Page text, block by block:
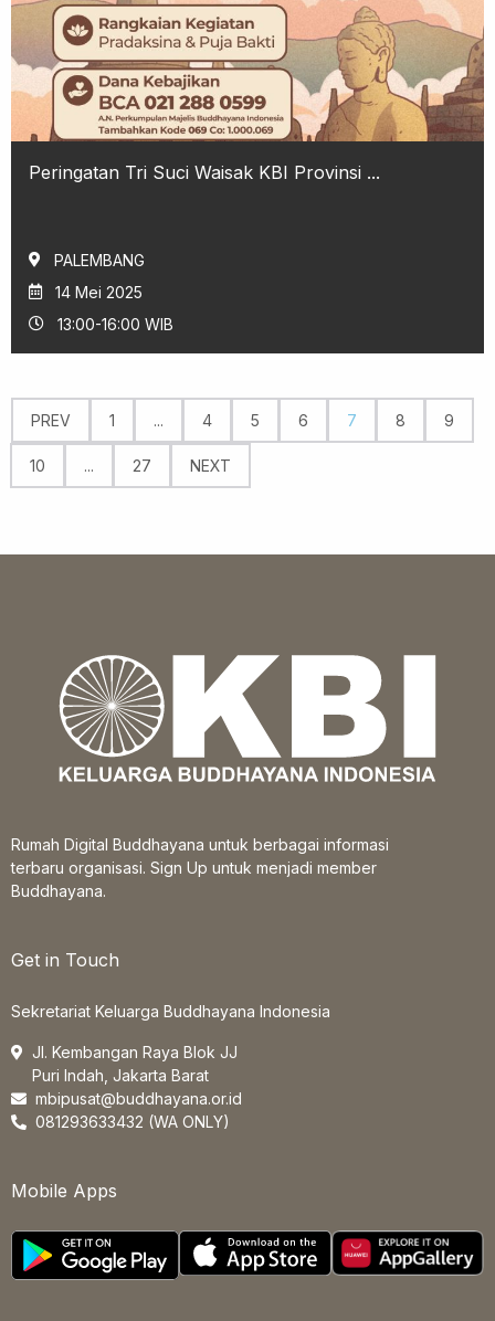
Peringatan Tri Suci Waisak KBI Provinsi ...
PALEMBANG
14 Mei 2025
13:00-16:00 WIB
PREV 1 ... 4 5 6 7 8 9
10 ... 27 NEXT
Rumah Digital Buddhayana untuk berbagai informasi
terbaru organisasi. Sign Up untuk menjadi member
Buddhayana.
Get in Touch
Sekretariat Keluarga Buddhayana Indonesia
Jl. Kembangan Raya Blok JJ
Puri Indah, Jakarta Barat
mbipusat@buddhayana.or.id
081293633432 (WA ONLY)
Mobile Apps